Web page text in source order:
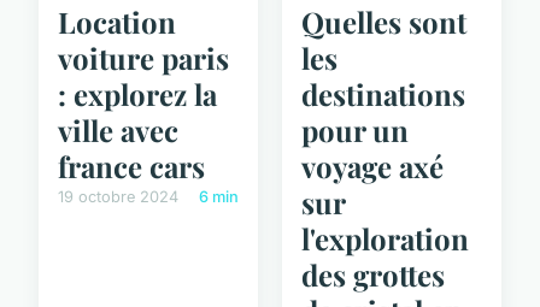
Location
voiture paris
: explorez la
ville avec
france cars
19 octobre 2024 6 min
Quelles sont
les
destinations
pour un
voyage axé
sur
l'exploration
des grottes